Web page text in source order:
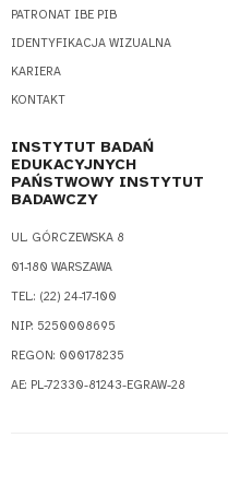
PATRONAT IBE PIB
IDENTYFIKACJA WIZUALNA
KARIERA
KONTAKT
INSTYTUT BADAŃ
EDUKACYJNYCH
PAŃSTWOWY INSTYTUT
BADAWCZY
UL. GÓRCZEWSKA 8
01-180 WARSZAWA
TEL.: (22) 24-17-100
NIP: 5250008695
REGON: 000178235
AE: PL-72330-81243-EGRAW-28